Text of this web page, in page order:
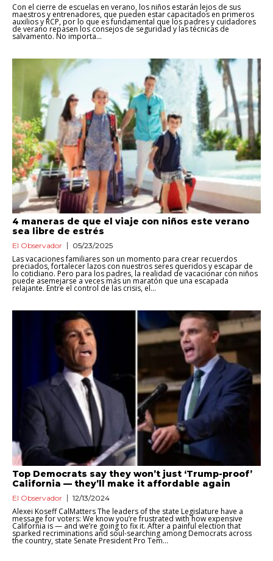
Con el cierre de escuelas en verano, los niños estarán lejos de sus
maestros y entrenadores, que pueden estar capacitados en primeros
auxilios y RCP, por lo que es fundamental que los padres y cuidadores
de verano repasen los consejos de seguridad y las técnicas de
salvamento. No importa...
4 maneras de que el viaje con niños este verano
sea libre de estrés
El Observador 05/23/2025
Las vacaciones familiares son un momento para crear recuerdos
preciados, fortalecer lazos con nuestros seres queridos y escapar de
lo cotidiano. Pero para los padres, la realidad de vacacionar con niños
puede asemejarse a veces más un maratón que una escapada
relajante. Entre el control de las crisis, el...
Top Democrats say they won’t just ‘Trump-proof’
California — they’ll make it affordable again
El Observador 12/13/2024
Alexei Koseff CalMatters The leaders of the state Legislature have a
message for voters: We know you’re frustrated with how expensive
California is — and we’re going to fix it. After a painful election that
sparked recriminations and soul-searching among Democrats across
the country, state Senate President Pro Tem...